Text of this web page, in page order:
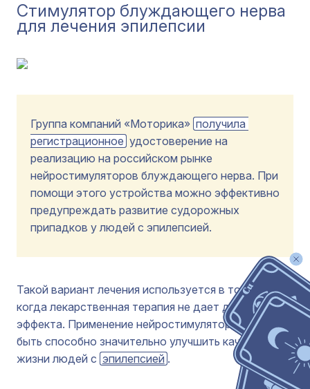
Стимулятор блуждающего нерва
для лечения эпилепсии
Группа компаний «Моторика» получила
регистрационное удостоверение на
реализацию на российском рынке
нейростимуляторов блуждающего нерва. При
помощи этого устройства можно эффективно
предупреждать развитие судорожных
припадков у людей с эпилепсией.
Такой вариант лечения используется в том случае,
когда лекарственная терапия не дает должного
эффекта. Применение нейростимулятора может
быть способно значительно улучшить качество
жизни людей с эпилепсией .